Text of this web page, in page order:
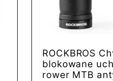
ROCKBROS
blokowane
rower MTB